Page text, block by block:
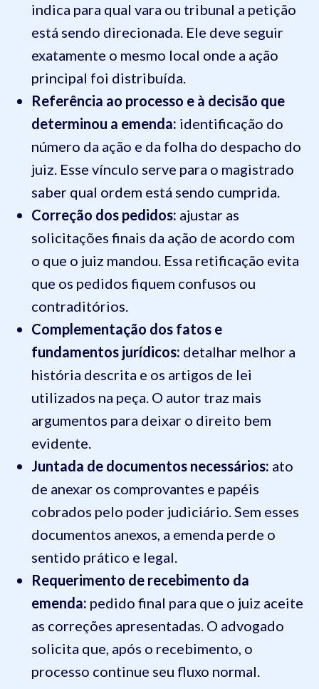
indica para qual vara ou tribunal a petição
está sendo direcionada. Ele deve seguir
exatamente o mesmo local onde a ação
principal foi distribuída.
Referência ao processo e à decisão que
determinou a emenda: identificação do
número da ação e da folha do despacho do
juiz. Esse vínculo serve para o magistrado
saber qual ordem está sendo cumprida.
Correção dos pedidos: ajustar as
solicitações finais da ação de acordo com
o que o juiz mandou. Essa retificação evita
que os pedidos fiquem confusos ou
contraditórios.
Complementação dos fatos e
fundamentos jurídicos: detalhar melhor a
história descrita e os artigos de lei
utilizados na peça. O autor traz mais
argumentos para deixar o direito bem
evidente.
Juntada de documentos necessários: ato
de anexar os comprovantes e papéis
cobrados pelo poder judiciário. Sem esses
documentos anexos, a emenda perde o
sentido prático e legal.
Requerimento de recebimento da
emenda: pedido final para que o juiz aceite
as correções apresentadas. O advogado
solicita que, após o recebimento, o
processo continue seu fluxo normal.